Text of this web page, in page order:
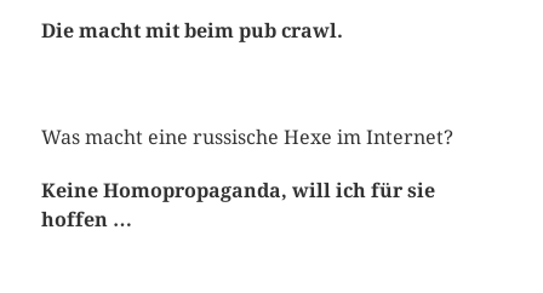
Die macht mit beim pub crawl.
Was macht eine russische Hexe im Internet?
Keine Homopropaganda, will ich für sie
hoffen …